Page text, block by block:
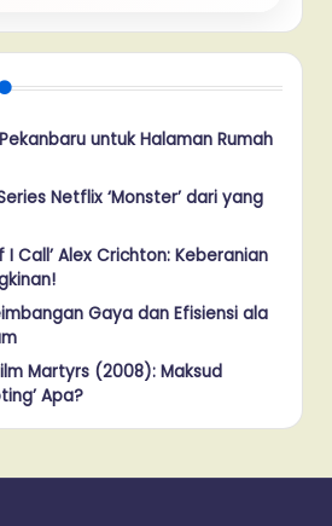
untuk Halaman Rumah
Netflix ‘Monster’ dari yang
I Call’ Alex Crichton: Keberanian
Gaya dan Efisiensi ala
Martyrs (2008): Maksud
Apa?